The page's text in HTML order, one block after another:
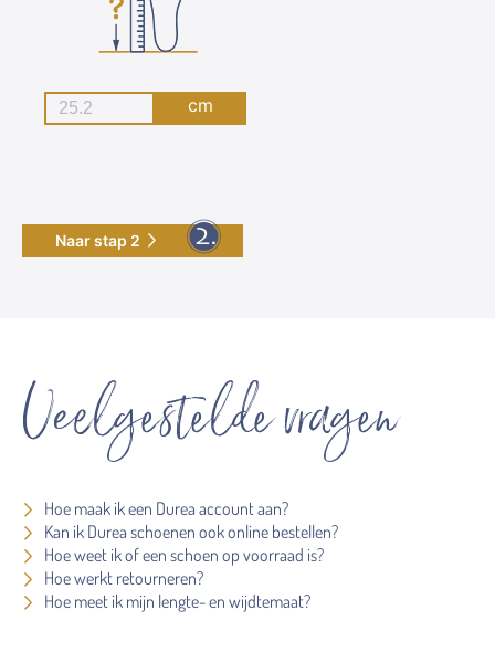
cm
Naar stap 2
Veelgestelde vragen
Hoe maak ik een Durea account aan?
Kan ik Durea schoenen ook online bestellen?
Hoe weet ik of een schoen op voorraad is?
Hoe werkt retourneren?
Hoe meet ik mijn lengte- en wijdtemaat?